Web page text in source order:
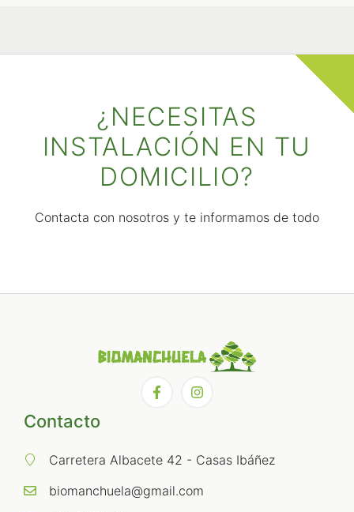
¿NECESITAS
INSTALACIÓN EN TU
DOMICILIO?
Contacta con nosotros y te informamos de todo
Contacto
Carretera Albacete 42 - Casas Ibáñez
biomanchuela@gmail.com